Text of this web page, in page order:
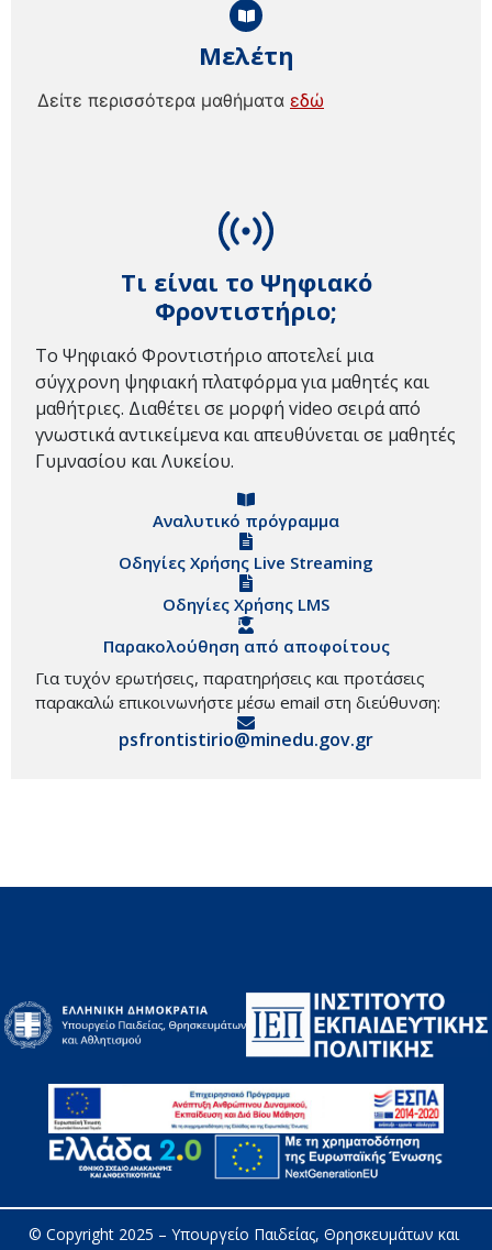
Τι είναι το Ψηφιακό
Φροντιστήριο;
Το Ψηφιακό Φροντιστήριο αποτελεί μια
σύγχρονη ψηφιακή πλατφόρμα για μαθητές και
μαθήτριες. Διαθέτει σε μορφή video σειρά από
γνωστικά αντικείμενα και απευθύνεται σε μαθητές
Γυμνασίου και Λυκείου.
Αναλυτικό πρόγραμμα
Οδηγίες Χρήσης Live Streaming
Οδηγίες Χρήσης LMS
Παρακολούθηση από αποφοίτους
Για τυχόν ερωτήσεις, παρατηρήσεις και προτάσεις
παρακαλώ επικοινωνήστε μέσω email στη διεύθυνση:
psfrontistirio@minedu.gov.gr
Μελέτη
Δείτε περισσότερα μαθήματα εδώ
© Copyright 2025 – Υπουργείο Παιδείας, Θρησκευμάτων και